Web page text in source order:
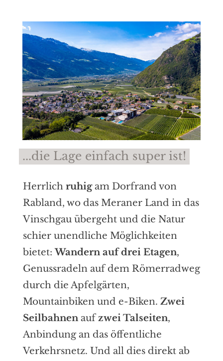
...die Lage einfach super ist!
Herrlichruhigam Dorfrand von
Rabland, wo das Meraner Land in das
Vinschgau übergeht und die Natur
schier unendliche Möglichkeiten
bietet:Wandern auf drei Etagen,
Genussradeln auf dem Römerradweg
durch die Apfelgärten,
Mountainbiken und e-Biken.Zwei
Seilbahnenaufzwei Talseiten,
Anbindung an das öffentliche
Verkehrsnetz. Und all dies direkt ab